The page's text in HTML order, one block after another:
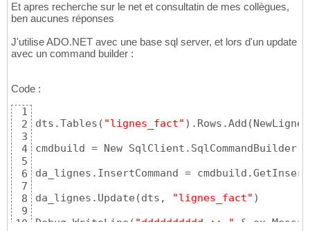
Et apres recherche sur le net et consultatin de mes collègues,
ben aucunes réponses
J'utilise ADO.NET avec une base sql server, et lors d'un update
avec un command builder :
Code :
1
2
3
4
5
6
7
8
9
10
dts.Tables ( "lignes_fact" ) .Rows.Add ( NewLigne
cmdbuild = New SqlClient.SqlCommandBuilder
da_lignes.InsertCommand =
da_lignes.Update (dts, "lignes_fact" )
Debug.WriteLine ( "dddddddddd :: " &